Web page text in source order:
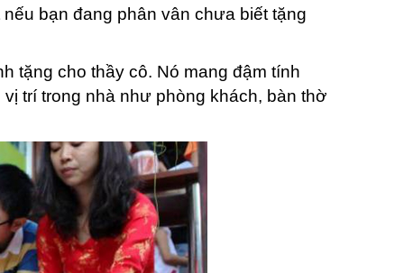
bạn đang phân vân chưa biết tặng
tặng cho thầy cô. Nó mang đậm tính
trí trong nhà như phòng khách, bàn thờ